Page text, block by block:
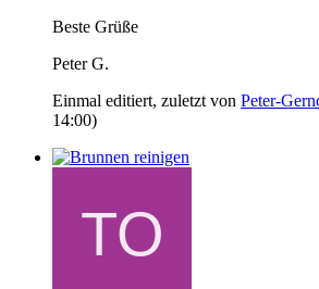
Beste Grüße
Peter G.
Einmal editiert, zuletzt von Peter-
14:00)